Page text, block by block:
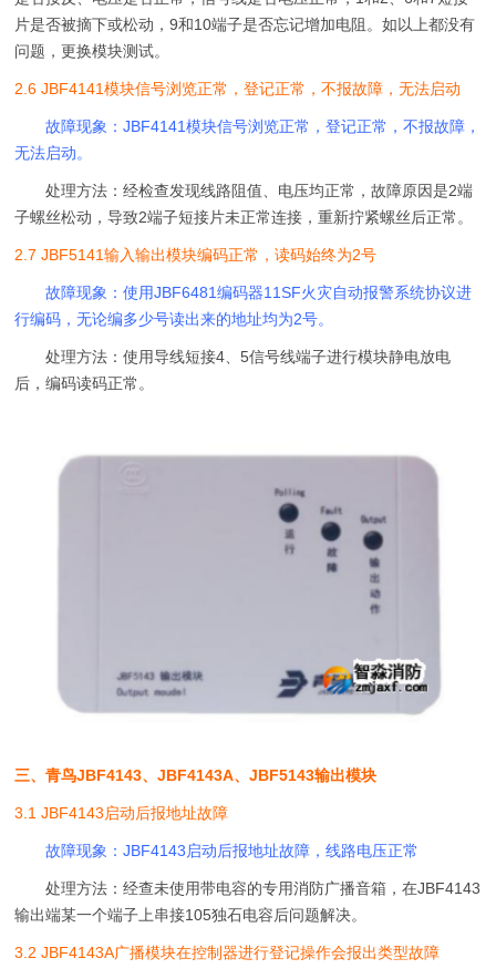
片是否被摘下或松动，9和10端子是否忘记增加电阻。如以上都没有
问题，更换模块测试。
2.6 JBF4141模块信号浏览正常，登记正常，不报故障，无法启动
故障现象：JBF4141模块信号浏览正常，登记正常，不报故障，
无法启动。
处理方法：经检查发现线路阻值、电压均正常，故障原因是2端
子螺丝松动，导致2端子短接片未正常连接，重新拧紧螺丝后正常。
2.7 JBF5141输入输出模块编码正常，读码始终为2号
故障现象：使用JBF6481编码器11SF火灾自动报警系统协议进
行编码，无论编多少号读出来的地址均为2号。
处理方法：使用导线短接4、5信号线端子进行模块静电放电
后，编码读码正常。
三、青鸟JBF4143、JBF4143A、JBF5143输出模块
3.1 JBF4143启动后报地址故障
故障现象：JBF4143启动后报地址故障，线路电压正常
处理方法：经查未使用带电容的专用消防广播音箱，在JBF4143
输出端某一个端子上串接105独石电容后问题解决。
3.2 JBF4143A广播模块在控制器进行登记操作会报出类型故障